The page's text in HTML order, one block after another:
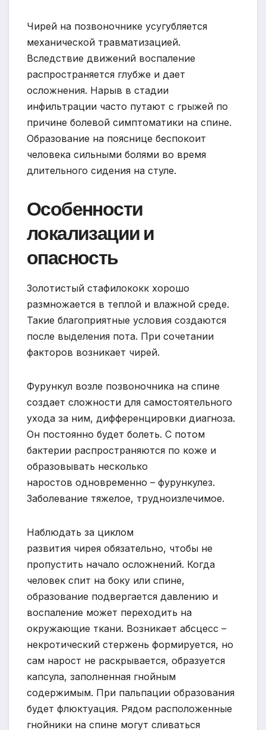
Чирей на позвоночнике усугубляется
механической травматизацией.
Вследствие движений воспаление
распространяется глубже и дает
осложнения. Нарыв в стадии
инфильтрации часто путают с грыжей по
причине болевой симптоматики на спине.
Образование на пояснице беспокоит
человека сильными болями во время
длительного сидения на стуле.
Особенности
локализации и
опасность
Золотистый стафилококк хорошо
размножается в теплой и влажной среде.
Такие благоприятные условия создаются
после выделения пота. При сочетании
факторов возникает чирей.
Фурункул возле позвоночника на спине
создает сложности для самостоятельного
ухода за ним, дифференцировки диагноза.
Он постоянно будет болеть. С потом
бактерии распространяются по коже и
образовывать несколько
наростов одновременно – фурункулез.
Заболевание тяжелое, трудноизлечимое.
Наблюдать за циклом
развития чирея обязательно, чтобы не
пропустить начало осложнений. Когда
человек спит на боку или спине,
образование подвергается давлению и
воспаление может переходить на
окружающие ткани. Возникает абсцесс –
некротический стержень формируется, но
сам нарост не раскрывается, образуется
капсула, заполненная гнойным
содержимым. При пальпации образования
будет флюктуация. Рядом расположенные
гнойники на спине могут сливаться